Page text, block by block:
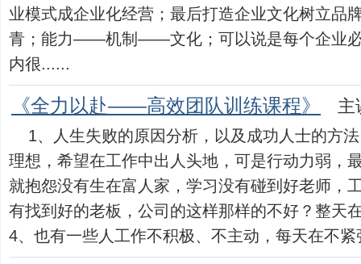
业模式成企业化经营；最后打造企业文化树立品
青；能力——机制——文化；可以说是每个企业必
内很......
《全力以赴——高效团队训练课程》 主
1、人生失败的原因分析，以及成功人士的方
理想，希望在工作中出人头地，可是行动力弱，
就抱怨没有生在富人家，学习没有碰到好老师，
有找到好的老板，公司的这样那样的不好？整天
4、也有一些人工作不积极、不主动，每天在不